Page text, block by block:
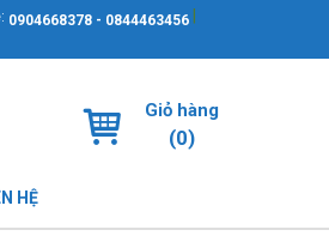
0904668378 - 0844463456
Giỏ hàng
(0)
HỆ